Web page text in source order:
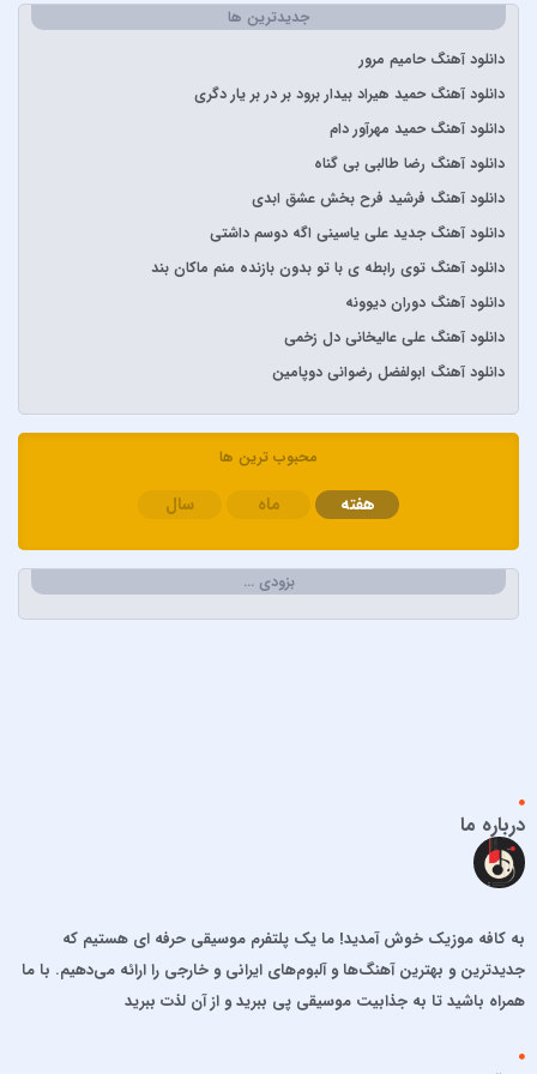
آبان بند
آدوین
آراز
آرتا
آرتا و آرون
آرتا و پارسالیپ
آرش AP
آرش و ساسی
آرمان گرشاسبی
آرمین زارعی
آرون افشار
آصف آریا
ابولفضل رضوانی
ابی دولابی
ابی و کامران و هومن
احمد سلو
ادریس محمدپور
افشین آذری
افشین خان
الجان
جدیدترین ها
دانلود آهنگ حامیم مرور
دانلود آهنگ حمید هیراد بیدار برود بر در بر یار دگری
دانلود آهنگ حمید مهرآور دام
دانلود آهنگ رضا طالبی بی گناه
دانلود آهنگ فرشید فرح بخش عشق ابدی
دانلود آهنگ جدید علی یاسینی اگه دوسم داشتی
دانلود آهنگ توی رابطه ی با تو بدون بازنده منم ماکان بند
دانلود آهنگ دوران دیوونه
دانلود آهنگ علی عالیخانی دل زخمی
دانلود آهنگ ابولفضل رضوانی دوپامین
محبوب ترین ها
هفته ماه سال
بزودی …
درباره ما
به کافه موزیک خوش آمدید! ما یک پلتفرم موسیقی حرفه ای هستیم که
جدیدترین و بهترین آهنگ‌ها و آلبوم‌های ایرانی و خارجی را ارائه می‌دهیم. با ما
همراه باشید تا به جذابیت موسیقی پی ببرید و از آن لذت ببرید